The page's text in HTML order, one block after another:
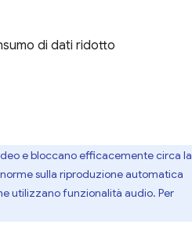
di dati ridotto
e bloccano efficacemente circa la
sulla riproduzione automatica
utilizzano funzionalità audio. Per